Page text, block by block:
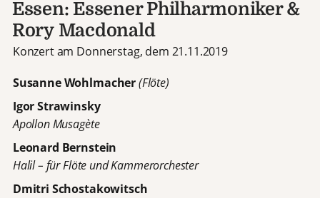
Essen: Essener Philharmoniker &
Rory Macdonald
Konzert am Donnerstag, dem 21.11.2019
Susanne Wohlmacher(Flöte)
Igor Strawinsky
Apollon Musagète
Leonard Bernstein
Halil – für Flöte und Kammerorchester
Dmitri Schostakowitsch